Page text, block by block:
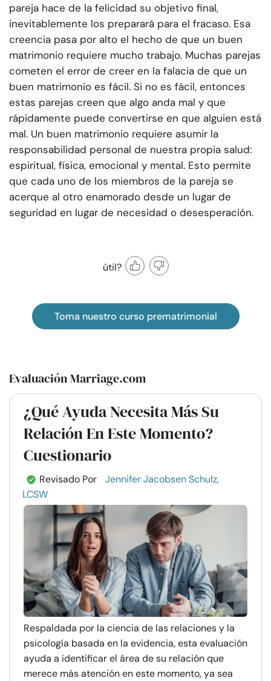
pareja hace de la felicidad su objetivo final,
inevitablemente los preparará para el fracaso. Esa
creencia pasa por alto el hecho de que un buen
matrimonio requiere mucho trabajo. Muchas parejas
cometen el error de creer en la falacia de que un
buen matrimonio es fácil. Si no es fácil, entonces
estas parejas creen que algo anda mal y que
rápidamente puede convertirse en que alguien está
mal. Un buen matrimonio requiere asumir la
responsabilidad personal de nuestra propia salud:
espiritual, física, emocional y mental. Esto permite
que cada uno de los miembros de la pareja se
acerque al otro enamorado desde un lugar de
seguridad en lugar de necesidad o desesperación.
útil?
Toma nuestro curso prematrimonial
Evaluación Marriage.com
¿Qué Ayuda Necesita Más Su
Relación En Este Momento?
Cuestionario
Revisado Por
Jennifer Jacobsen Schulz,
LCSW
Respaldada por la ciencia de las relaciones y la
psicología basada en la evidencia, esta evaluación
ayuda a identificar el área de su relación que
merece más atención en este momento, ya sea